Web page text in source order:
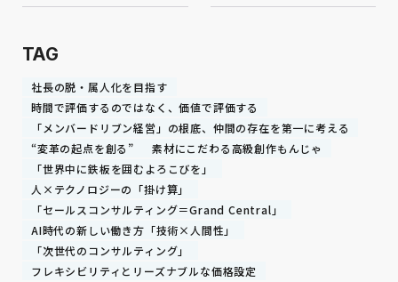
TAG
社長の脱・属人化を目指す
時間で評価するのではなく、価値で評価する
「メンバードリブン経営」の根底、仲間の存在を第一に考える
“変革の起点を創る”
素材にこだわる高級創作もんじゃ
「世界中に鉄板を囲むよろこびを」
人×テクノロジーの「掛け算」
「セールスコンサルティング＝Grand Central」
AI時代の新しい働き方「技術×人間性」
「次世代のコンサルティング」
フレキシビリティとリーズナブルな価格設定